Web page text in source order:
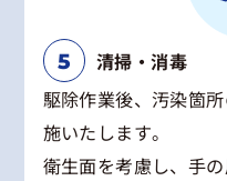
清掃・消毒
駆除作業後、汚染箇
施いたします。
衛生面を考慮し、手